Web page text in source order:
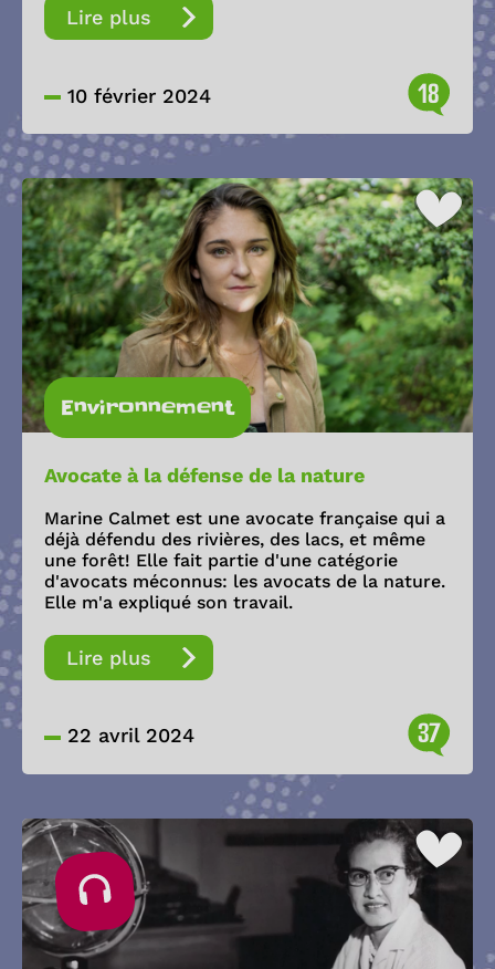
Lire plus
10 février 2024 18
Environnement
Avocate à la défense de la nature
Marine Calmet est une avocate française qui a
déjà défendu des rivières, des lacs, et même
une forêt! Elle fait partie d'une catégorie
d'avocats méconnus: les avocats de la nature.
Elle m'a expliqué son travail.
Lire plus
22 avril 2024 37